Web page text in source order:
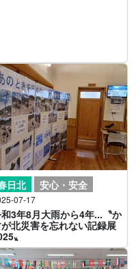
日北 安心・安全
07-17
3年8月大雨から4年...〝か
北災害を忘れない記録展
〟